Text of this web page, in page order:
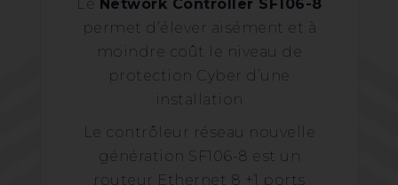
Le Network Controller SF106-8
permet d’élever aisément et à
moindre coût le niveau de
protection Cyber d’une
installation
Le contrôleur réseau nouvelle
génération SF106-8 est un
routeur Ethernet 8 +1 ports